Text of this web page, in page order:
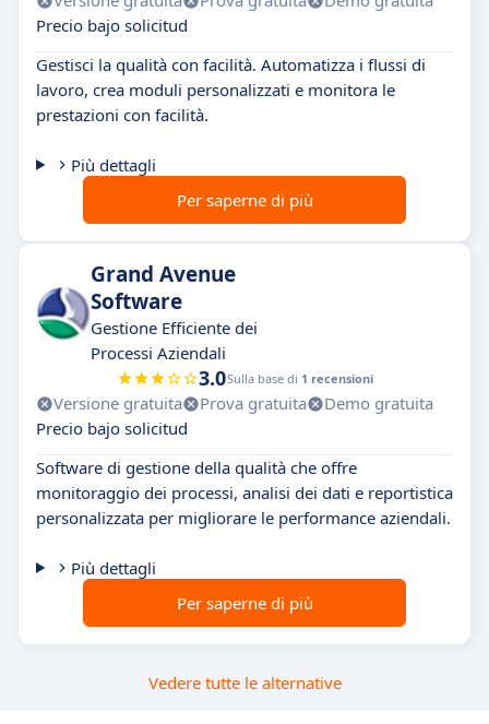
Precio bajo solicitud
Gestisci la qualità con facilità. Automatizza i flussi di
lavoro, crea moduli personalizzati e monitora le
prestazioni con facilità.
Più dettagli
Per saperne di più
Grand Avenue
Software
Gestione Efficiente dei
Processi Aziendali
3.0Sulla base di 1 recensioni
Versione gratuita Prova gratuita
Demo gratuita
Precio bajo solicitud
Software di gestione della qualità che offre
monitoraggio dei processi, analisi dei dati e reportistica
personalizzata per migliorare le performance aziendali.
Più dettagli
Per saperne di più
Vedere tutte le alternative